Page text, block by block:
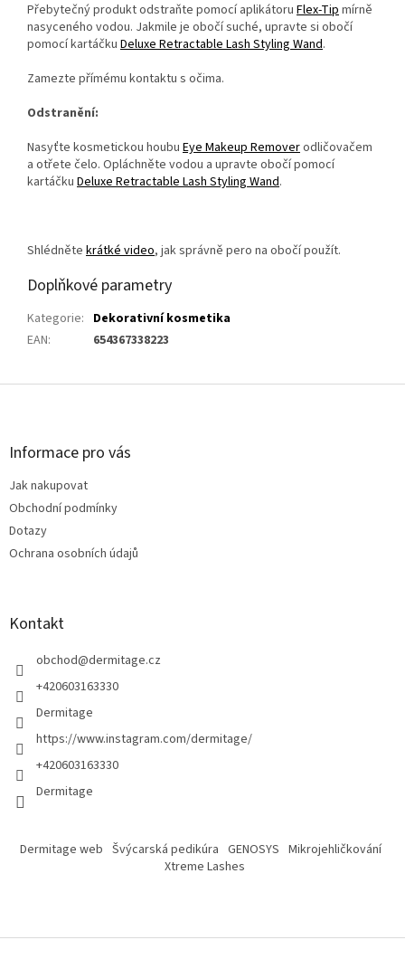
Přebytečný produkt odstraňte pomocí aplikátoru Flex-Tipmírně
nasyceného vodou. Jakmile je obočí suché, upravte si obočí
pomocí kartáčku Deluxe Retractable Lash Styling Wand.
Zamezte přímému kontaktu s očima.
Odstranění:
Nasyťte kosmetickou houbu Eye Makeup Removerodličovačem
a otřete čelo. Opláchněte vodou a upravte obočí pomocí
kartáčku Deluxe Retractable Lash Styling Wand.
Shlédněte krátké video, jak správně pero na obočí použít.
Doplňkové parametry
Kategorie: Dekorativní kosmetika
EAN: 654367338223
Z
Informace pro vás
Jak nakupovat
Obchodní podmínky
Dotazy
Ochrana osobních údajů
Kontakt
obchod@dermitage.cz
+420603163330
Dermitage
https://www.instagram.com/dermitage/
+420603163330
Dermitage
Dermitage web Švýcarská pedikúra GENOSYS Mikrojehličkování
Xtreme Lashes